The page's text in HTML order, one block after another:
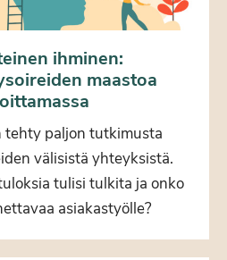
ihminen:
maastoa
tehty paljon tutkimusta
välisistä yhteyksistä.
tulisi tulkita ja onko
asiakastyölle?